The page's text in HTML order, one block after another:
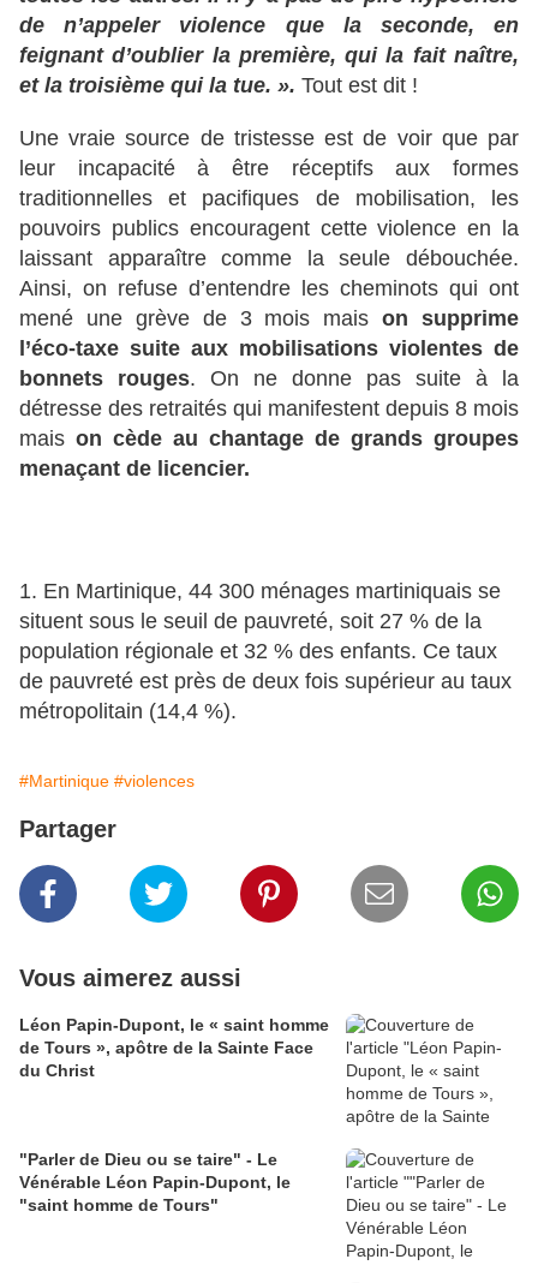
de n’appeler violence que la seconde, en
feignant d’oublier la première, qui la fait naître,
et la troisième qui la tue. ». Tout est dit !
Une vraie source de tristesse est de voir que par
leur incapacité à être réceptifs aux formes
traditionnelles et pacifiques de mobilisation, les
pouvoirs publics encouragent cette violence en la
laissant apparaître comme la seule débouchée.
Ainsi, on refuse d’entendre les cheminots qui ont
mené une grève de 3 mois maison supprime
l’éco-taxe suite aux mobilisations violentes de
bonnets rouges. On ne donne pas suite à la
détresse des retraités qui manifestent depuis 8 mois
mais on cède au chantage de grands groupes
menaçant de licencier.
1. En Martinique, 44 300 ménages martiniquais se
situent sous le seuil de pauvreté, soit 27 % de la
population régionale et 32 % des enfants. Ce taux
de pauvreté est près de deux fois supérieur au taux
métropolitain (14,4 %).
#Martinique #violences
Partager
Vous aimerez aussi
Léon Papin-Dupont, le « saint homme
de Tours », apôtre de la Sainte Face
du Christ
"Parler de Dieu ou se taire" - Le
Vénérable Léon Papin-Dupont, le
"saint homme de Tours"